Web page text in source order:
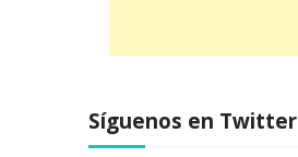
Síguenos en Twitter